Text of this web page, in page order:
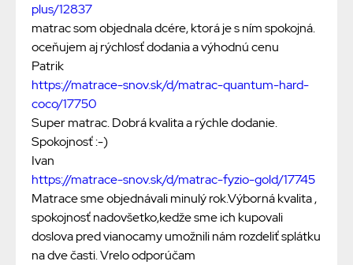
plus/12837
matrac som objednala dcére, ktorá je s ním spokojná.
oceňujem aj rýchlosť dodania a výhodnú cenu
Patrik
https://matrace-snov.sk/d/matrac-quantum-hard-
coco/17750
Super matrac. Dobrá kvalita a rýchle dodanie.
Spokojnosť :-)
Ivan
https://matrace-snov.sk/d/matrac-fyzio-gold/17745
Matrace sme objednávali minulý rok.Výborná kvalita ,
spokojnosť nadovšetko,kedže sme ich kupovali
doslova pred vianocamy umožnili nám rozdeliť splátku
na dve časti. Vrelo odporúčam